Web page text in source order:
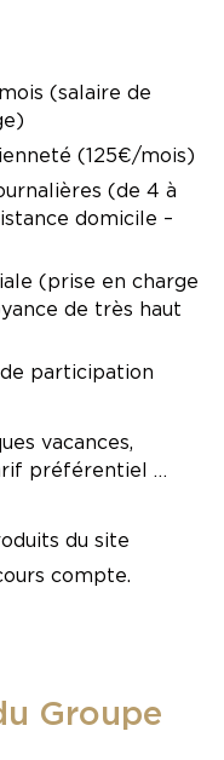
(salaire de
(125€/mois)
(de 4 à
domicile –
(prise en charge
de très haut
participation
vacances,
préférentiel …
du site
compte.
Groupe